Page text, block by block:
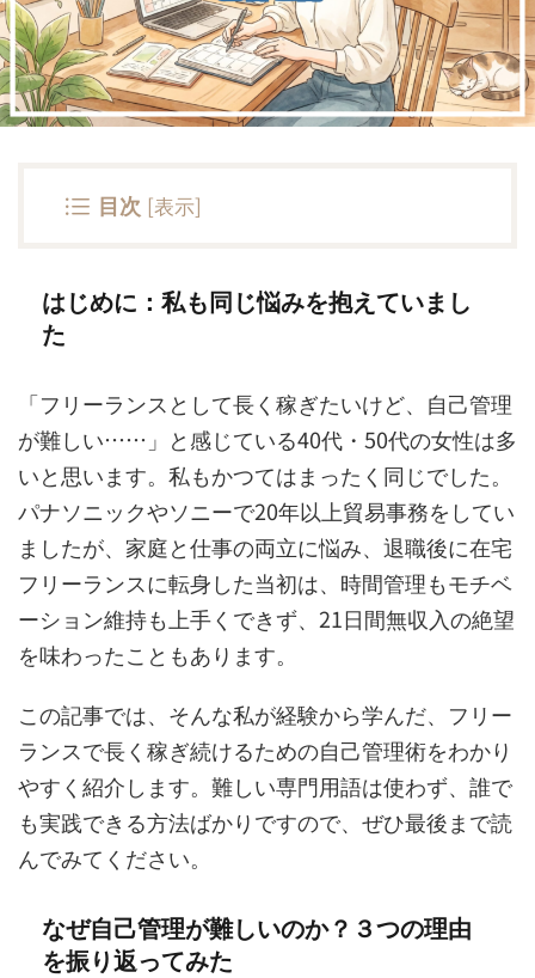
目次 [表示]
はじめに：私も同じ悩みを抱えていまし
た
「フリーランスとして長く稼ぎたいけど、自己管理
が難しい……」と感じている40代・50代の女性は多
いと思います。私もかつてはまったく同じでした。
パナソニックやソニーで20年以上貿易事務をしてい
ましたが、家庭と仕事の両立に悩み、退職後に在宅
フリーランスに転身した当初は、時間管理もモチベ
ーション維持も上手くできず、21日間無収入の絶望
を味わったこともあります。
この記事では、そんな私が経験から学んだ、フリー
ランスで長く稼ぎ続けるための自己管理術をわかり
やすく紹介します。難しい専門用語は使わず、誰で
も実践できる方法ばかりですので、ぜひ最後まで読
んでみてください。
なぜ自己管理が難しいのか？３つの理由
を振り返ってみた